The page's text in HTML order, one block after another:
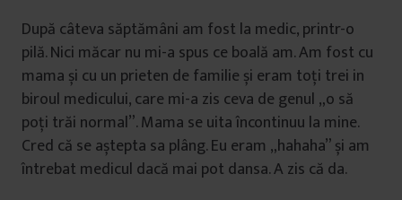
După câteva săptămâni am fost la medic, printr-o
pilă. Nici măcar nu mi-a spus ce boală am. Am fost cu
mama și cu un prieten de familie și eram toți trei in
biroul medicului, care mi-a zis ceva de genul „o să
poți trăi normal”. Mama se uita încontinuu la mine.
Cred că se aștepta sa plâng. Eu eram „hahaha” și am
întrebat medicul dacă mai pot dansa. A zis că da.